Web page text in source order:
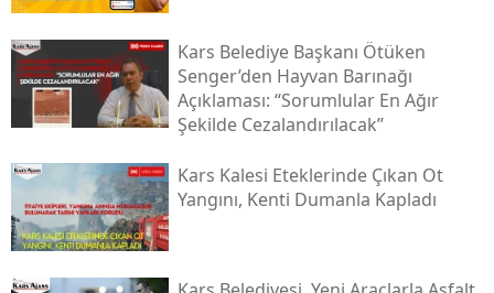
Kahramanmaraş
Mardin
Muğla
Muş
Kars Belediye Başkanı Ötüken
Senger’den Hayvan Barınağı
Açıklaması: “sorumlular En Ağır
Şekilde Cezalandırılacak”
Kars Kalesi Eteklerinde Çıkan Ot
Yangını, Kenti Dumanla Kapladı